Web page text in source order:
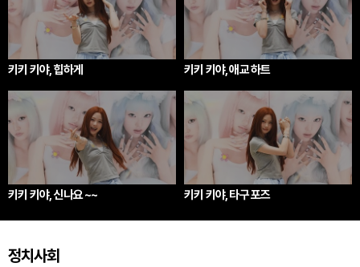
키키 키야, 힙하게 키키 키야, 애교 하트
키키 키야, 신나요 ~~ 키키 키야, 타구 포즈
정치사회